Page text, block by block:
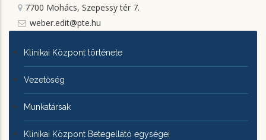
7700 Mohács, Szepessy tér 7.
weber.edit@pte.hu
KLINIKAI
KÖZPONTRÓL
Klinikai Központ története
Vezetőség
Munkatársak
Klinikai Központ Betegellátó egységei